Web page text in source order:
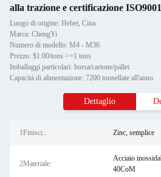
alla trazione e certificazione ISO9001
Luogo di origine: Hebei, Cina
Marca: ChengYi
Numero di modello: M4 - M36
Prezzo: $1.00/tons >=1 tons
Imballaggi particolari: borsa/cartone/pallet
Capacità di alimentazione: 7200 tonnellate all'anno
Dettaglio
1Finisci.: Zinc, semplice
2Materiale:
Acciaio
40CoM